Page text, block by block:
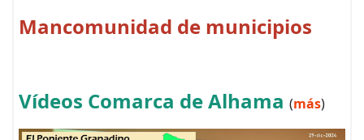
Mancomunidad de municipios
Vídeos Comarca de Alhama (más)